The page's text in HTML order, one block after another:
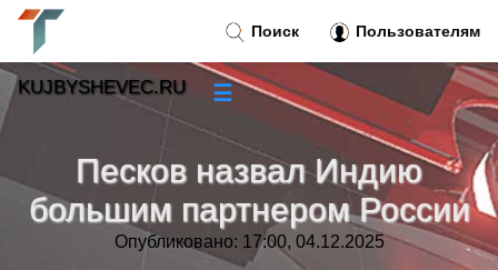
Песков назвал Индию
большим партнером России
Опубликовано: 17:00, 04.12.2025
Поиск Пользователям
KUJBYSHEVEC.RU ☰
»
Тренды новостей»
»